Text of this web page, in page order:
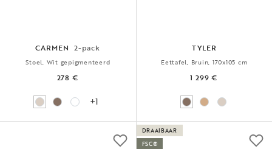
CARMEN 2-pack
Stoel, Wit gepigmenteerd
278 €
+1
TYLER
Eettafel, Bruin, 170x105 cm
1 299 €
DRAAIBAAR
FSC®